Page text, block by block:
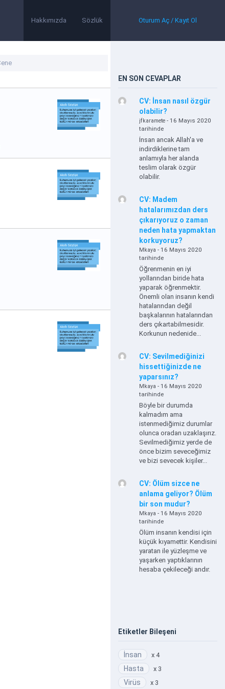
Hakkımızda Sözlük Oturum Aç / Kayıt Ol
EN SON CEVAPLAR
CV: İnsan nasıl özgür
olabilir?
jfkaramete - 16 Mayıs 2020
tarihinde
İnsan ancak Allah'a ve
indirdiklerine tam
anlamıyla her alanda
teslim olarak özgür
olabilir.
CV: Madem
hatalarımızdan ders
çıkarıyoruz o zaman
neden hata yapmaktan
korkuyoruz?
Mkaya - 16 Mayıs 2020
tarihinde
Öğrenmenin en iyi
yollarından biride hata
yaparak öğrenmektir.
Önemli olan insanın kendi
hatalarından değil
başkalarının hatalarından
ders çıkartabilmesidir.
Korkunun nedenide...
CV: Sevilmediğinizi
hissettiğinizde ne
yaparsınız?
Mkaya - 16 Mayıs 2020
tarihinde
Böyle bir durumda
kalmadım ama
istenmediğimiz durumlar
olunca oradan uzaklaşırız.
Sevilmediğimiz yerde de
önce bizim seveceğimiz
ve bizi sevecek kişiler...
CV: Ölüm sizce ne
anlama geliyor? Ölüm
bir son mudur?
Mkaya - 16 Mayıs 2020
tarihinde
Ölüm insanın kendisi için
küçük kıyamettir. Kendisini
yaratan ile yüzleşme ve
yaşarken yaptıklarının
hesaba çekileceği andır.
Etiketler Bileşeni
İnsan x 4
Hasta x 3
Virüs x 3